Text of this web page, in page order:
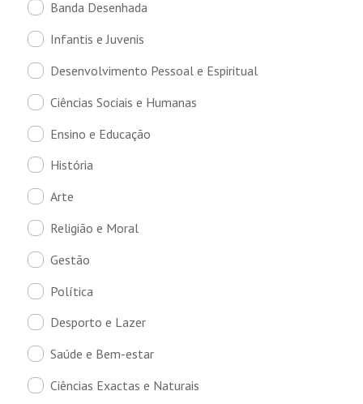
Banda Desenhada
Infantis e Juvenis
Desenvolvimento Pessoal e Espiritual
Ciências Sociais e Humanas
Ensino e Educação
História
Arte
Religião e Moral
Gestão
Política
Desporto e Lazer
Saúde e Bem-estar
Ciências Exactas e Naturais